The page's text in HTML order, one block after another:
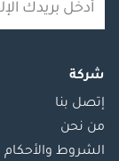
شركة
إتصل بنا
من نحن
الشروط والأحكام